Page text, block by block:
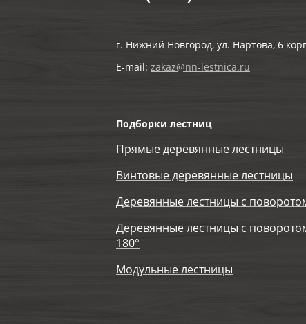
г. Нижний Новгород, ул. Нартова, 6
E-mail: zakaz@nn-lestnica.ru
Подборки лестниц
Прямые деревянные лестницы
Винтовые деревянные лестницы
Деревянные лестницы с
Деревянные лестницы с
180°
Модульные лестницы